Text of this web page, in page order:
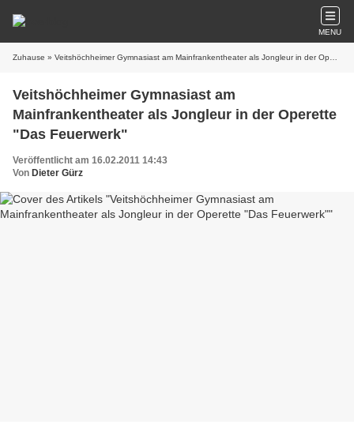
MENU
Zuhause » Veitshöchheimer Gymnasiast am Mainfrankentheater als Jongleur in der Operette "Das Feuerwerk"
Veitshöchheimer Gymnasiast am
Mainfrankentheater als Jongleur in der Operette
"Das Feuerwerk"
Veröffentlicht am 16.02.2011 14:43
Von Dieter Gürz